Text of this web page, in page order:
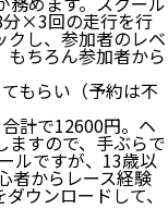
分×3回の走行を行
クし、参加者のレベ
もちろん参加者から
もらい（予約は不
計で12600円。ヘ
ますので、手ぶらで
ルですが、13歳以
者からレース経験
ウンロードして、